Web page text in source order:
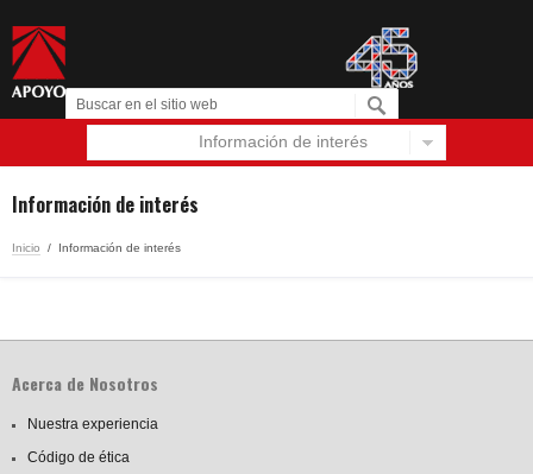
Información de interés
Información de interés
Inicio / Información de interés
Acerca de Nosotros
Nuestra experiencia
Código de ética